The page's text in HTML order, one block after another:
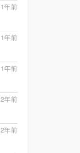
1年前
1年前
1年前
2年前
2年前